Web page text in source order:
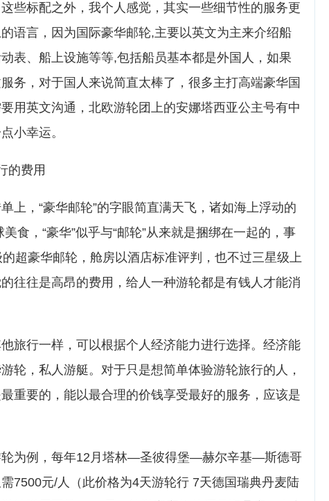
些标配之外，我个人感觉，其实一些细节性的服务更
语言，因为国际豪华邮轮,主要以英文为主来介绍船
表、船上设施等等,包括船员基本都是外国人，如果
务，对于国人来说简直太棒了，很多主打高端豪华国
用英文沟通，北欧游轮团上的安娜塔西亚公主号有中
小幸运。
的费用
上，“豪华邮轮”的字眼简直满天飞，诸如海上浮动的
食，“豪华”似乎与“邮轮”从来就是捆绑在一起的，事
超豪华邮轮，舱房以酒店标准评判，也不过三星级上
往往是高昂的费用，给人一种游轮都是有钱人才能消
旅行一样，可以根据个人经济能力进行选择。经济能
轮，私人游艇。对于只是想简单体验游轮旅行的人，
重要的，能以最合理的价钱享受最好的服务，应该是
轮为例，每年12月塔林—圣彼得堡—赫尔辛基—斯德哥
7500元/人（此价格为4天游轮行 7天德国瑞典丹麦陆